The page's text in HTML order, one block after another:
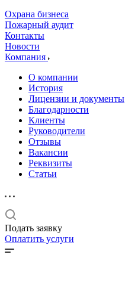
Охрана бизнеса
Пожарный аудит
Контакты
Новости
Компания
О компании
История
Лицензии и документы
Благодарности
Клиенты
Руководители
Отзывы
Вакансии
Реквизиты
Статьи
Подать заявку
Оплатить услуги